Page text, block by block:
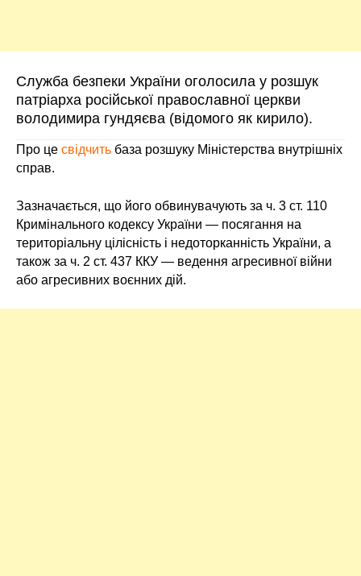
Служба безпеки України оголосила у розшук
патріарха російської православної церкви
володимира гундяєва (відомого як кирило).
Про це свідчить база розшуку Міністерства внутрішніх
справ.
Зазначається, що його обвинувачують за ч. 3 ст. 110
Кримінального кодексу України — посягання на
територіальну цілісність і недоторканність України, а
також за ч. 2 ст. 437 ККУ — ведення агресивної війни
або агресивних воєнних дій.